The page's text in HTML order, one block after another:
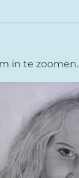
in te zoomen.